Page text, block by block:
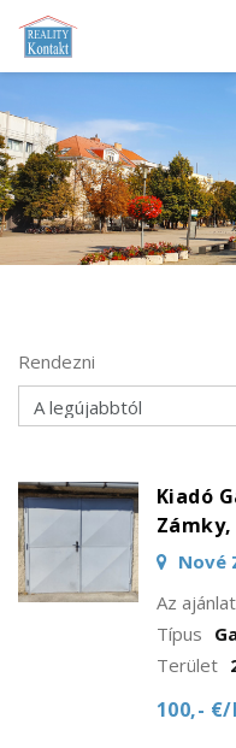
Rendezni
Kiadó
Nové
Az
Típus
Terület
100,-